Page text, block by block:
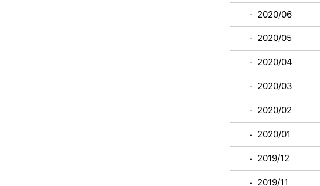
2020/06
2020/05
2020/04
2020/03
2020/02
2020/01
2019/12
2019/11